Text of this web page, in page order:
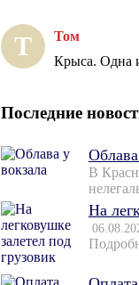
Т Том
Крыса. Одна
Последние
В
На